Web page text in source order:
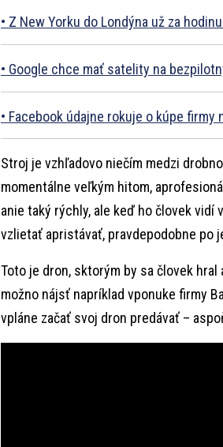
Z New Yorku do Londýna už za
Google chce mať satelity na
Facebook údajne rokuje o kúpe firmy
Stroj je vzhľadovo niečím medzi
momentálne veľkým hitom,
anie taký rýchly, ale keď ho človek vidí
vzlietať apristávať, pravdepodobne po
Toto je dron, sktorým by sa človek
možno nájsť napríklad vponuke firmy
vpláne začať svoj dron predávať –